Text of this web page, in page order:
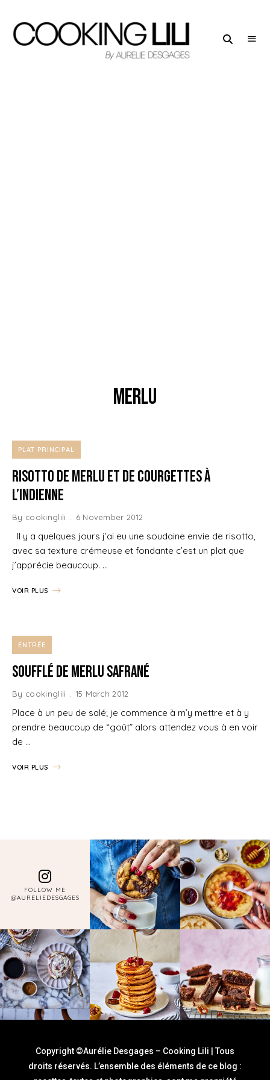
merlu
PLAT PRINCIPAL
Risotto de Merlu et de Courgettes à
L’Indienne
By cookinglili 6 November 2012
Il y a quelques jours j’ai eu une soudaine envie de risotto,
avec sa texture crémeuse et fondante c’est un plat que
j’apprécie beaucoup. …
VOIR PLUS
ENTRÉE
Soufflé de Merlu safrané
By cookinglili 15 March 2012
Place à un peu de salé; je commence à m’y mettre et à y
prendre beaucoup de “goût” alors attendez vous à en voir
de …
VOIR PLUS
FOLLOW ME
@AURELIEDESGAGES
Copyright ©Aurélie Desgages – Cooking Lili | Tous
droits réservés. L’ensemble des éléments de ce blog :